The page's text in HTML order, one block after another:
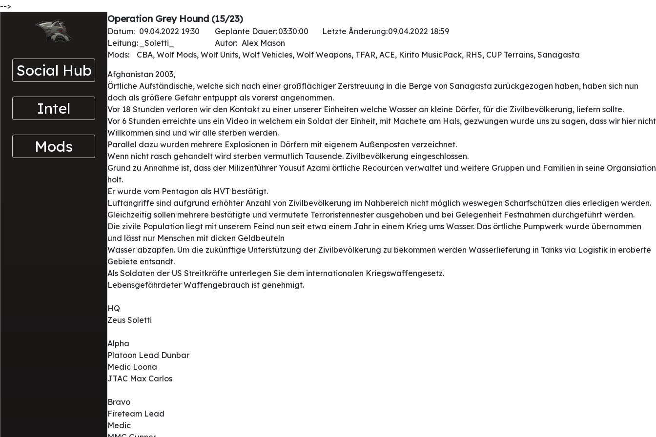
-->
Social Hub
Intel
Mods
Operation Grey Hound (15/23)
Datum: 09.04.2022 19:30 Geplante Dauer:03:30:00 Letzte Änderung:09.04.2022 18:59
Leitung: _Soletti_ Autor: Alex Mason
Mods:
CBA, Wolf Mods, Wolf Units, Wolf Vehicles, Wolf Weapons, TFAR, ACE, Kirito MusicPack, RHS, CUP Terrains, Sanagasta
Afghanistan 2003,
Örtliche Aufständische, welche sich nach einer großflächiger Zerstreuung in die Berge von Sanagasta zurückgezogen haben, haben sich nun
doch als größere Gefahr entpuppt als vorerst angenommen.
Vor 18 Stunden verloren wir den Kontakt zu einer unserer Einheiten welche Wasser an kleine Dörfer, für die Zivilbevölkerung, liefern sollte.
Vor 6 Stunden erreichte uns ein Video in welchem ein Soldat der Einheit, mit Machete am Hals, gezwungen wurde uns zu sagen, dass wir hier nicht
Willkommen sind und wir alle sterben werden.
Parallel dazu wurden mehrere Explosionen in Dörfern mit eigenem Außenposten verzeichnet.
Wenn nicht rasch gehandelt wird sterben vermutlich Tausende. Zivilbevölkerung eingeschlossen.
Grund zu Annahme ist, dass der Milizenführer Yousuf Azami örtliche Recourcen verwaltet und weitere Gruppen und Familien in seine Organsiation
holt.
Er wurde vom Pentagon als HVT bestätigt.
Luftangriffe sind aufgrund erhöhter Anzahl von Zivilbevölkerung im Nahbereich nicht möglich weswegen Scharfschützen dies erledigen werden.
Gleichzeitig sollen mehrere bestätigte und vermutete Terroristennester ausgehoben und bei Gelegenheit Festnahmen durchgeführt werden.
Die zivile Population liegt mit unserem Feind nun seit etwa einem Jahr in einem Krieg ums Wasser. Das örtliche Pumpwerk wurde übernommen
und lässt nur Menschen mit dicken Geldbeuteln
Wasser abzapfen. Um die zukünftige Unterstützung der Zivilbevölkerung zu bekommen werden Wasserlieferung in Tanks via Logistik in eroberte
Gebiete entsandt.
Als Soldaten der US Streitkräfte unterlegen Sie dem internationalen Kriegswaffengesetz.
Lebensgefährdeter Waffengebrauch ist genehmigt.
HQ
Zeus Soletti
Alpha
Platoon Lead Dunbar
Medic Loona
JTAC Max Carlos
Bravo
Fireteam Lead
Medic